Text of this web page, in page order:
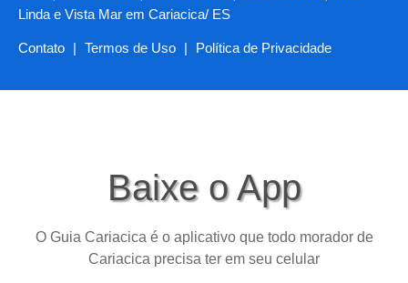
Linda e Vista Mar em Cariacica/ ES
Contato | Termos de Uso | Política de Privacidade
Baixe o App
O Guia Cariacica é o aplicativo que todo morador de
Cariacica precisa ter em seu celular